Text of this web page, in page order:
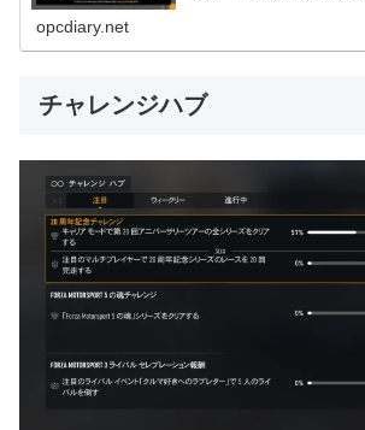
opcdiary.net
チャレンジハブ